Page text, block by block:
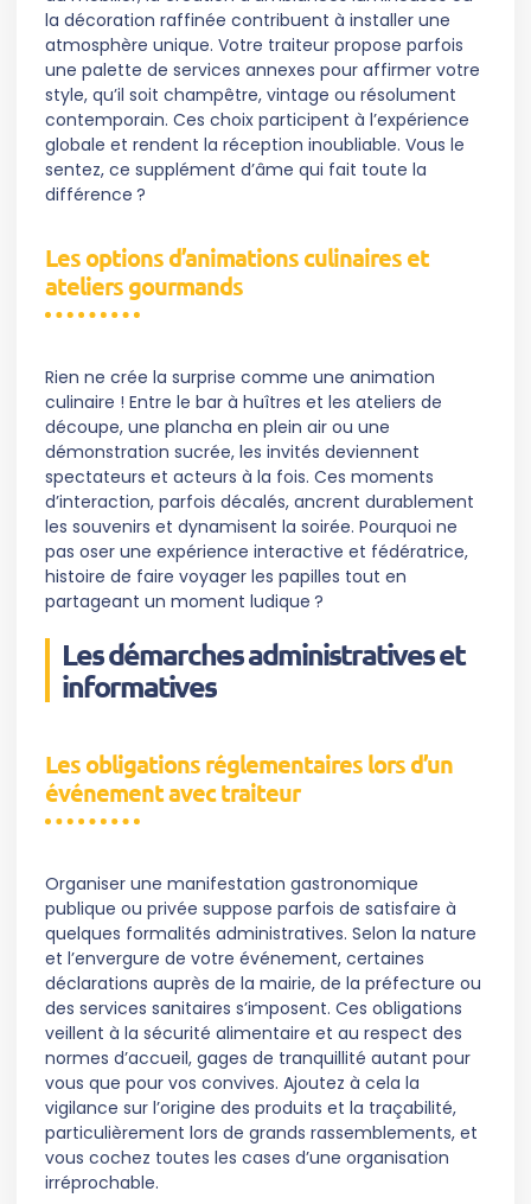
la décoration raffinée contribuent à installer une
atmosphère unique. Votre traiteur propose parfois
une palette de services annexes pour affirmer votre
style, qu’il soit champêtre, vintage ou résolument
contemporain. Ces choix participent à l’expérience
globale et rendent la réception inoubliable. Vous le
sentez, ce supplément d’âme qui fait toute la
différence ?
Les options d’animations culinaires et
ateliers gourmands
Rien ne crée la surprise comme une animation
culinaire ! Entre le bar à huîtres et les ateliers de
découpe, une plancha en plein air ou une
démonstration sucrée, les invités deviennent
spectateurs et acteurs à la fois. Ces moments
d’interaction, parfois décalés, ancrent durablement
les souvenirs et dynamisent la soirée. Pourquoi ne
pas oser une expérience interactive et fédératrice,
histoire de faire voyager les papilles tout en
partageant un moment ludique ?
Les démarches administratives et
informatives
Les obligations réglementaires lors d’un
événement avec traiteur
Organiser une manifestation gastronomique
publique ou privée suppose parfois de satisfaire à
quelques formalités administratives. Selon la nature
et l’envergure de votre événement, certaines
déclarations auprès de la mairie, de la préfecture ou
des services sanitaires s’imposent. Ces obligations
veillent à la sécurité alimentaire et au respect des
normes d’accueil, gages de tranquillité autant pour
vous que pour vos convives. Ajoutez à cela la
vigilance sur l’origine des produits et la traçabilité,
particulièrement lors de grands rassemblements, et
vous cochez toutes les cases d’une organisation
irréprochable.